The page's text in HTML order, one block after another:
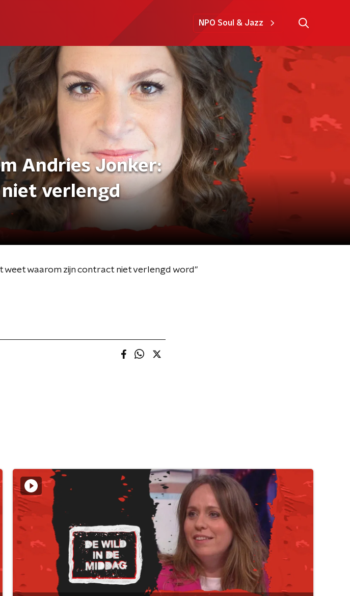
NPO Soul & Jazz
Andries Jonker:
verlengd
weet waarom zijn contract niet verlengd word"